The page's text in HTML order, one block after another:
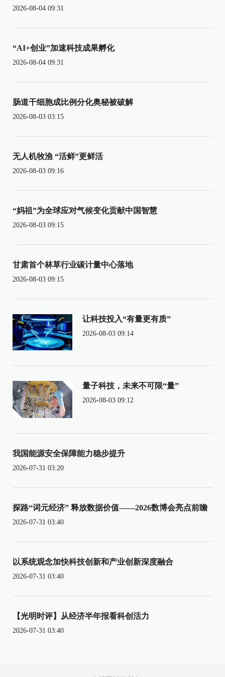
2026-08-04 09:31
“AI+创业”加速科技成果孵化
2026-08-04 09:31
肠道干细胞成比例分化奥秘被破解
2026-08-03 03:15
无人机牧渔 “活鲜”更鲜活
2026-08-03 09:16
“妈祖”为全球应对气候变化贡献中国智慧
2026-08-03 09:15
甘肃首个林草行业碳计量中心落地
2026-08-03 09:15
让科技投入“有量更有质”
2026-08-03 09:14
量子科技，未来不可限“量”
2026-08-03 09:12
我国能源安全保障能力稳步提升
2026-07-31 03:20
探路“词元经济” 释放数据价值——2026数博会亮点前瞻
2026-07-31 03:40
以系统观念加快科技创新和产业创新深度融合
2026-07-31 03:40
【光明时评】从经济半年报看科创活力
2026-07-31 03:40